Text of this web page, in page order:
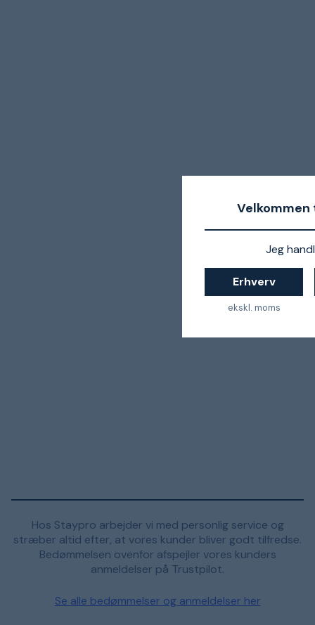
Jeg
Erhverv
ekskl. moms
Hos Staypro arbejder vi med personlig service og
stræber altid efter, at vores kunder bliver godt tilfredse.
Bedømmelsen ovenfor afspejler vores kunders
anmeldelser på Trustpilot.
Se alle bedømmelser og anmeldelser her